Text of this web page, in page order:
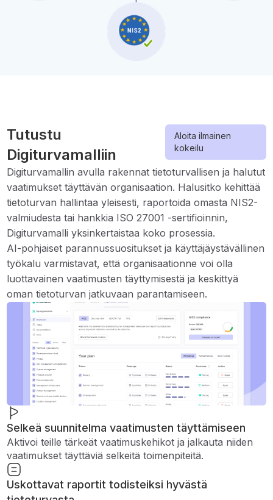
Tutustu
Digiturvamalliin
Aloita ilmainen
kokeilu
Digiturvamallin avulla rakennat tietoturvallisen ja halutut
vaatimukset täyttävän organisaation. Halusitko kehittää
tietoturvan hallintaa yleisesti, raportoida omasta NIS2-
valmiudesta tai hankkia ISO 27001 -sertifioinnin,
Digiturvamalli yksinkertaistaa koko prosessia.
AI-pohjaiset parannussuositukset ja käyttäjäystävällinen
työkalu varmistavat, että organisaationne voi olla
luottavainen vaatimusten täyttymisestä ja keskittyä
oman tietoturvan jatkuvaan parantamiseen.
Selkeä suunnitelma vaatimusten täyttämiseen
Aktivoi teille tärkeät vaatimuskehikot ja jalkauta niiden
vaatimukset täyttäviä selkeitä toimenpiteitä.
Uskottavat raportit todisteiksi hyvästä